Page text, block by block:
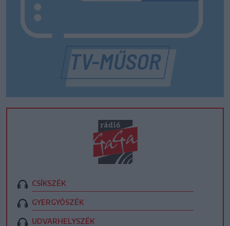
CSÍKSZÉK
GYERGYÓSZÉK
UDVARHELYSZÉK